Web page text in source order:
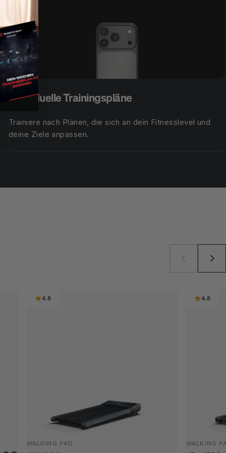
Individuelle Trainingspläne
Trainiere nach Plänen, die sich an dein Fitnesslevel und
deine Ziele anpassen.
4.8
WALKING PAD
4.8
WALKING